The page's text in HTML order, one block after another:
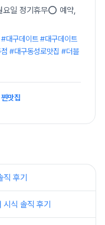
일 정기휴무⭕ 예약,
대구데이트 #대구데이트
#대구동성로맛집 #더블
맛집
후기
식 솔직 후기